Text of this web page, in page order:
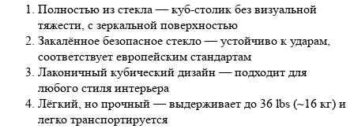
Полностью из стекла — куб-столик без визуальной
тяжести, с зеркальной поверхностью
Закалённое безопасное стекло — устойчиво к ударам,
соответствует европейским стандартам
Лаконичный кубический дизайн — подходит для
любого стиля интерьера
Лёгкий, но прочный — выдерживает до 36 lbs (~16 кг) и
легко транспортируется